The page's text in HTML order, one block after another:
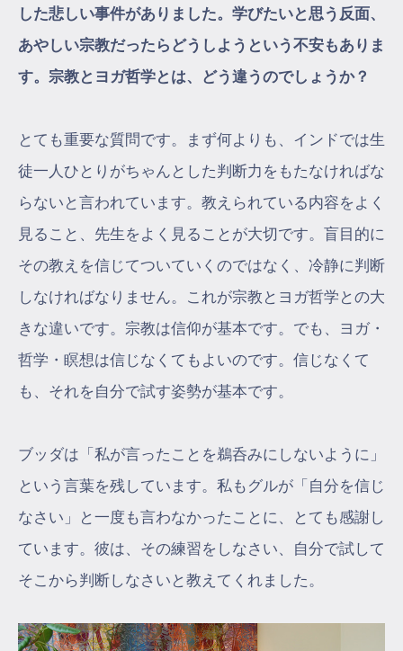
した悲しい事件がありました。学びたいと思う反面、
あやしい宗教だったらどうしようという不安もありま
す。宗教とヨガ哲学とは、どう違うのでしょうか？
とても重要な質問です。まず何よりも、インドでは生
徒一人ひとりがちゃんとした判断力をもたなければな
らないと言われています。教えられている内容をよく
見ること、先生をよく見ることが大切です。盲目的に
その教えを信じてついていくのではなく、冷静に判断
しなければなりません。これが宗教とヨガ哲学との大
きな違いです。宗教は信仰が基本です。でも、ヨガ・
哲学・瞑想は信じなくてもよいのです。信じなくて
も、それを自分で試す姿勢が基本です。
ブッダは「私が言ったことを鵜呑みにしないように」
という言葉を残しています。私もグルが「自分を信じ
なさい」と一度も言わなかったことに、とても感謝し
ています。彼は、その練習をしなさい、自分で試して
そこから判断しなさいと教えてくれました。